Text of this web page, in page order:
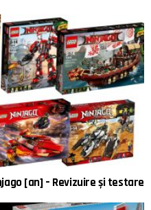
[an] – Revizuire și testare